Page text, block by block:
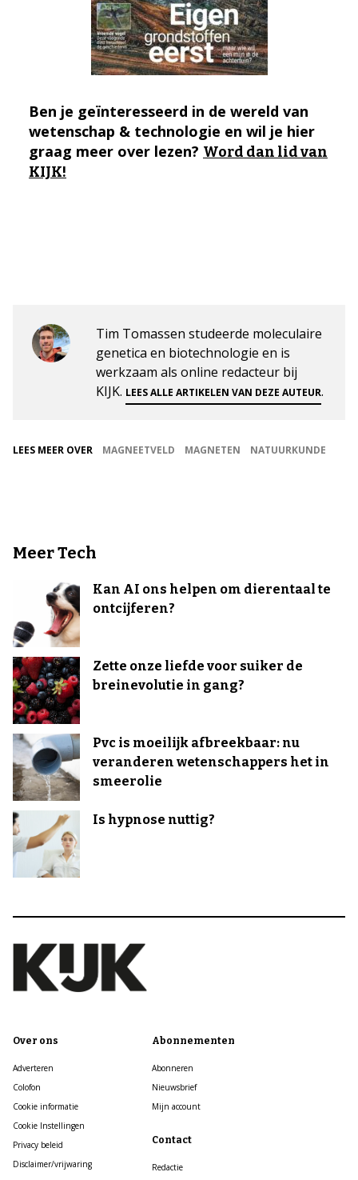
Ben je geïnteresseerd in de wereld van
wetenschap & technologie en wil je hier
graag meer over lezen? Word dan lid van
KIJK!
Tim Tomassen studeerde moleculaire
genetica en biotechnologie en is
werkzaam als online redacteur bij
KIJK. LEES ALLE ARTIKELEN VAN DEZE AUTEUR.
LEES MEER OVER MAGNEETVELD MAGNETEN NATUURKUNDE
Meer Tech
Kan AI ons helpen om dierentaal te
ontcijferen?
Zette onze liefde voor suiker de
breinevolutie in gang?
Pvc is moeilijk afbreekbaar: nu
veranderen wetenschappers het in
smeerolie
Is hypnose nuttig?
Over ons
Adverteren
Colofon
Cookie informatie
Cookie Instellingen
Privacy beleid
Disclaimer/vrijwaring
Abonnementen
Abonneren
Nieuwsbrief
Mijn account
Contact
Redactie